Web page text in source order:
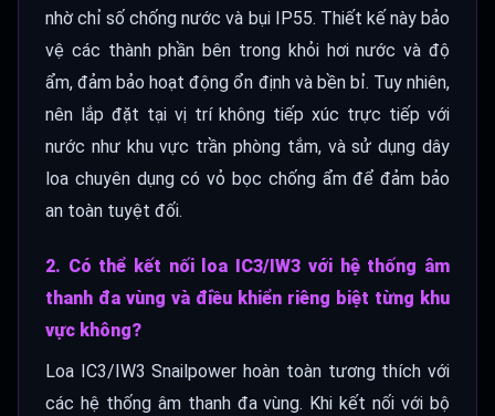
nhờ chỉ số chống nước và bụi IP55. Thiết kế này bảo
vệ các thành phần bên trong khỏi hơi nước và độ
ẩm, đảm bảo hoạt động ổn định và bền bỉ. Tuy nhiên,
nên lắp đặt tại vị trí không tiếp xúc trực tiếp với
nước như khu vực trần phòng tắm, và sử dụng dây
loa chuyên dụng có vỏ bọc chống ẩm để đảm bảo
an toàn tuyệt đối.
2. Có thể kết nối loa IC3/IW3 với hệ thống âm
thanh đa vùng và điều khiển riêng biệt từng khu
vực không?
Loa IC3/IW3 Snailpower hoàn toàn tương thích với
các hệ thống âm thanh đa vùng. Khi kết nối với bộ